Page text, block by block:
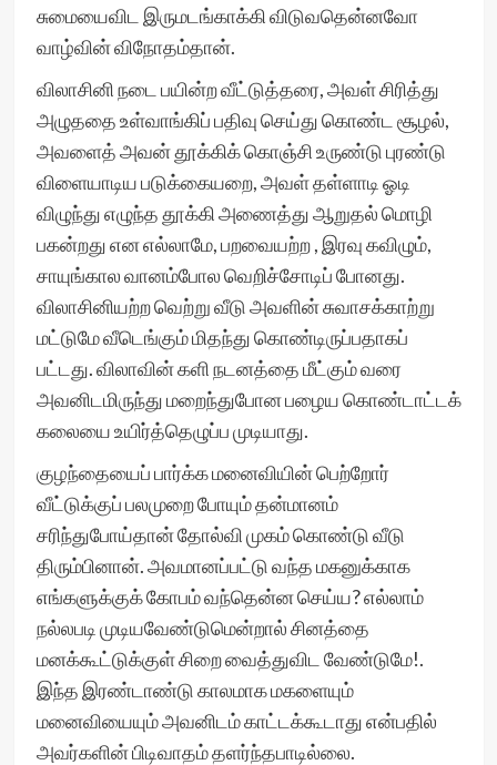
சுமையைவிட இருமடங்காக்கி விடுவதென்னவோ
வாழ்வின் விநோதம்தான்.
விலாசினி நடை பயின்ற வீட்டுத்தரை, அவள் சிரித்து
அழுததை உள்வாங்கிப் பதிவு செய்து கொண்ட சூழல்,
அவளைத் அவன் தூக்கிக் கொஞ்சி உருண்டு புரண்டு
விளையாடிய படுக்கையறை, அவள் தள்ளாடி ஓடி
விழுந்து எழுந்த தூக்கி அணைத்து ஆறுதல் மொழி
பகன்றது என எல்லாமே, பறவையற்ற , இரவு கவிழும்,
சாயுங்கால வானம்போல வெறிச்சோடிப் போனது.
விலாசினியற்ற வெற்று வீடு அவளின் சுவாசக்காற்று
மட்டுமே வீடெங்கும் மிதந்து கொண்டிருப்பதாகப்
பட்டது. விலாவின் களி நடனத்தை மீட்கும் வரை
அவனிடமிருந்து மறைந்துபோன பழைய கொண்டாட்டக்
கலையை உயிர்த்தெழுப்ப முடியாது.
குழந்தையைப் பார்க்க மனைவியின் பெற்றோர்
வீட்டுக்குப் பலமுறை போயும் தன்மானம்
சரிந்துபோய்தான் தோல்வி முகம் கொண்டு வீடு
திரும்பினான். அவமானப்பட்டு வந்த மகனுக்காக
எங்களுக்குக் கோபம் வந்தென்ன செய்ய? எல்லாம்
நல்லபடி முடியவேண்டுமென்றால் சினத்தை
மனக்கூட்டுக்குள் சிறை வைத்துவிட வேண்டுமே!.
இந்த இரண்டாண்டு காலமாக மகளையும்
மனைவியையும் அவனிடம் காட்டக்கூடாது என்பதில்
அவர்களின் பிடிவாதம் தளர்ந்தபாடில்லை.